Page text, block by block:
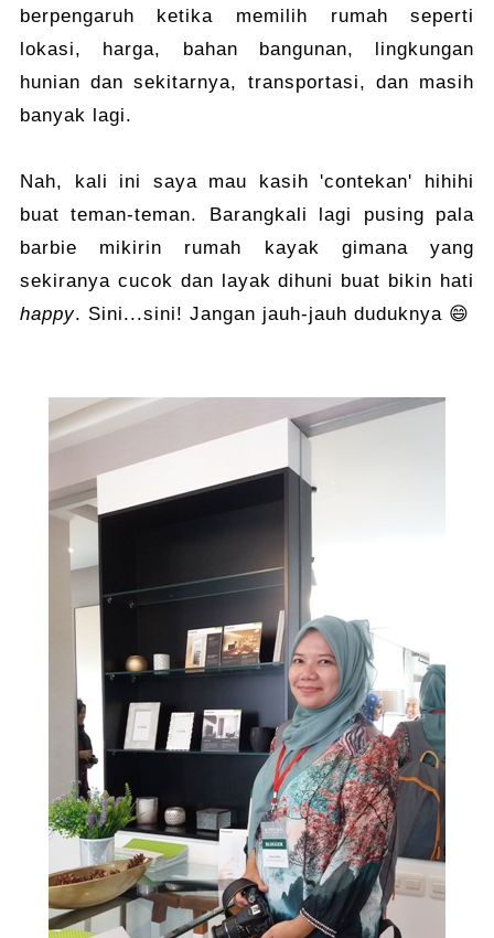
berpengaruh ketika memilih rumah seperti
lokasi, harga, bahan bangunan, lingkungan
hunian dan sekitarnya, transportasi, dan masih
banyak lagi.
Nah, kali ini saya mau kasih 'contekan' hihihi
buat teman-teman. Barangkali lagi pusing pala
barbie mikirin rumah kayak gimana yang
sekiranya cucok dan layak dihuni buat bikin hati
happy. Sini...sini! Jangan jauh-jauh duduknya 😄